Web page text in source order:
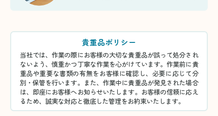
貴重品ポリシー
当社では、作業の際にお客様の大切な貴重品が誤って処分され
ないよう、慎重かつ丁寧な作業を心がけています。作業前に貴
重品や重要な書類の有無をお客様に確認し、必要に応じて分
別・保管を行います。また、作業中に貴重品が発見された場合
は、即座にお客様へお知らせいたします。お客様の信頼に応え
るため、誠実な対応と徹底した管理をお約束いたします。